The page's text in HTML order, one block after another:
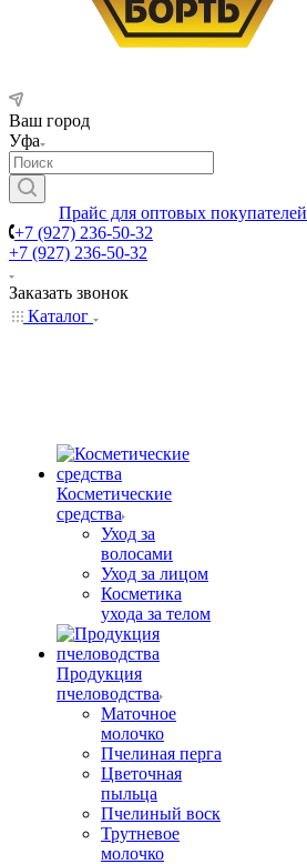
Ваш город
Уфа
Прайс для оптовых покупателей
+7 (927) 236-50-32
+7 (927) 236-50-32
Заказать звонок
Каталог
Косметические
средства
Уход за
волосами
Уход за лицом
Косметика
ухода за телом
Продукция
пчеловодства
Маточное
молочко
Пчелиная перга
Цветочная
пыльца
Пчелиный воск
Трутневое
молочко